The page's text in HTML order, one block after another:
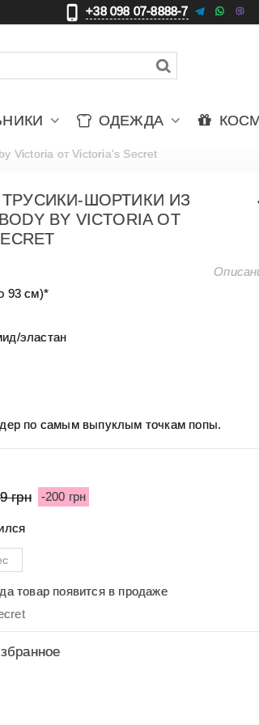
+38 098 07-8888-7 更 車 賈
ОДЕЖДА
Victoria от Victoria's Secret
ШОРТИКИ ИЗ
BY VICTORIA ОТ
93 см)*
эластан
по самым выпуклым точкам попы.
грн -200 грн
товар появится в продаже